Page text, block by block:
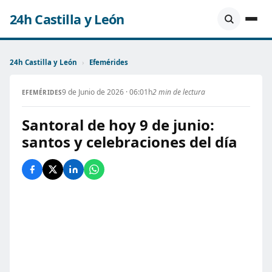
24h Castilla y León
24h Castilla y León › Efemérides
EFEMÉRIDES9 de Junio de 2026 · 06:01h2 min de lectura
Santoral de hoy 9 de junio:
santos y celebraciones del día